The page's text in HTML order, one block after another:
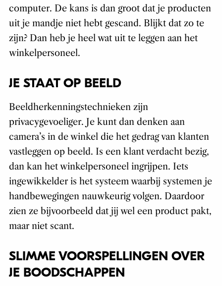
computer. De kans is dan groot dat je producten
uit je mandje niet hebt gescand. Blijkt dat zo te
zijn? Dan heb je heel wat uit te leggen aan het
winkelpersoneel.
JE STAAT OP BEELD
Beeldherkenningstechnieken zijn
privacygevoeliger. Je kunt dan denken aan
camera’s in de winkel die het gedrag van klanten
vastleggen op beeld. Is een klant verdacht bezig,
dan kan het winkelpersoneel ingrijpen. Iets
ingewikkelder is het systeem waarbij systemen je
handbewegingen nauwkeurig volgen. Daardoor
zien ze bijvoorbeeld dat jij wel een product pakt,
maar niet scant.
SLIMME VOORSPELLINGEN OVER
JE BOODSCHAPPEN